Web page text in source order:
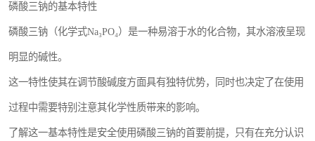
磷酸三钠的基本特性
磷酸三钠（化学式Na₃PO₄）是一种易溶于水的化合物，其水溶液呈现
明显的碱性。
这一特性使其在调节酸碱度方面具有独特优势，同时也决定了在使用
过程中需要特别注意其化学性质带来的影响。
了解这一基本特性是安全使用磷酸三钠的首要前提，只有在充分认识